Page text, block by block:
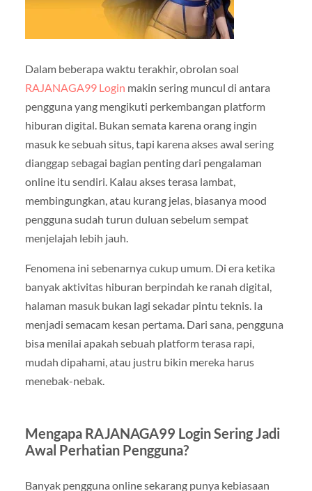
Dalam beberapa waktu terakhir, obrolan soal
RAJANAGA99 Login makin sering muncul di antara
pengguna yang mengikuti perkembangan platform
hiburan digital. Bukan semata karena orang ingin
masuk ke sebuah situs, tapi karena akses awal sering
dianggap sebagai bagian penting dari pengalaman
online itu sendiri. Kalau akses terasa lambat,
membingungkan, atau kurang jelas, biasanya mood
pengguna sudah turun duluan sebelum sempat
menjelajah lebih jauh.
Fenomena ini sebenarnya cukup umum. Di era ketika
banyak aktivitas hiburan berpindah ke ranah digital,
halaman masuk bukan lagi sekadar pintu teknis. Ia
menjadi semacam kesan pertama. Dari sana, pengguna
bisa menilai apakah sebuah platform terasa rapi,
mudah dipahami, atau justru bikin mereka harus
menebak-nebak.
Mengapa RAJANAGA99 Login Sering Jadi
Awal Perhatian Pengguna?
Banyak pengguna online sekarang punya kebiasaan